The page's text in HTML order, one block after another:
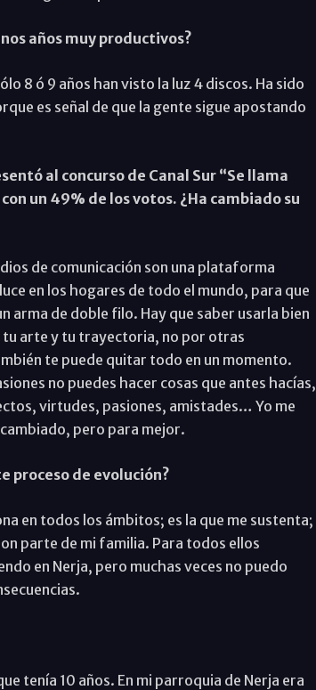
años muy productivos?
8 ó 9 años han visto la luz 4 discos. Ha sido
es señal de que la gente sigue apostando
al concurso de Canal Sur “Se llama
un 49% de los votos. ¿Ha cambiado su
de comunicación son una plataforma
en los hogares de todo el mundo, para que
arma de doble filo. Hay que saber usarla bien
arte y tu trayectoria, no por otras
te puede quitar todo en un momento.
no puedes hacer cosas que antes hacías,
virtudes, pasiones, amistades… Yo me
pero para mejor.
proceso de evolución?
en todos los ámbitos; es la que me sustenta;
parte de mi familia. Para todos ellos
en Nerja, pero muchas veces no puedo
tenía 10 años. En mi parroquia de Nerja era